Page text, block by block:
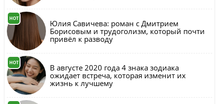
HOT
Юлия Савичева: роман с Дмитрием
Борисовым и трудоголизм, который почти
привёл к разводу
HOT
В августе 2020 года 4 знака зодиака
ожидает встреча, которая изменит их
жизнь к лучшему